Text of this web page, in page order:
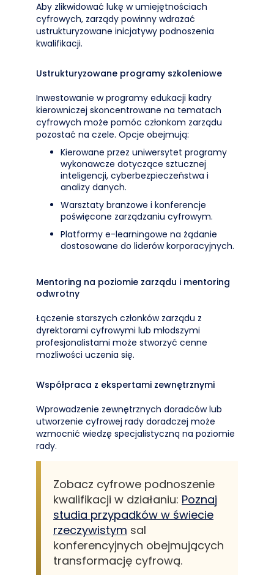
Aby zlikwidować lukę w umiejętnościach
cyfrowych, zarządy powinny wdrażać
ustrukturyzowane inicjatywy podnoszenia
kwalifikacji.
Ustrukturyzowane programy szkoleniowe
Inwestowanie w programy edukacji kadry
kierowniczej skoncentrowane na tematach
cyfrowych może pomóc członkom zarządu
pozostać na czele. Opcje obejmują:
Kierowane przez uniwersytet programy
wykonawcze dotyczące sztucznej
inteligencji, cyberbezpieczeństwa i
analizy danych.
Warsztaty branżowe i konferencje
poświęcone zarządzaniu cyfrowym.
Platformy e-learningowe na żądanie
dostosowane do liderów korporacyjnych.
Mentoring na poziomie zarządu i mentoring
odwrotny
Łączenie starszych członków zarządu z
dyrektorami cyfrowymi lub młodszymi
profesjonalistami może stworzyć cenne
możliwości uczenia się.
Współpraca z ekspertami zewnętrznymi
Wprowadzenie zewnętrznych doradców lub
utworzenie cyfrowej rady doradczej może
wzmocnić wiedzę specjalistyczną na poziomie
rady.
Zobacz cyfrowe podnoszenie
kwalifikacji w działaniu: Poznaj
studia przypadków w świecie
rzeczywistym sal
konferencyjnych obejmujących
transformację cyfrową.